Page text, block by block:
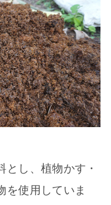
とし、植物かす・
を使用していま